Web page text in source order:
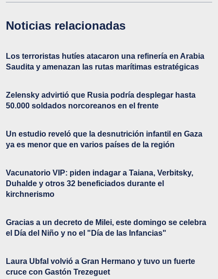
Noticias relacionadas
Los terroristas hutíes atacaron una refinería en Arabia
Saudita y amenazan las rutas marítimas estratégicas
Zelensky advirtió que Rusia podría desplegar hasta
50.000 soldados norcoreanos en el frente
Un estudio reveló que la desnutrición infantil en Gaza
ya es menor que en varios países de la región
Vacunatorio VIP: piden indagar a Taiana, Verbitsky,
Duhalde y otros 32 beneficiados durante el
kirchnerismo
Gracias a un decreto de Milei, este domingo se celebra
el Día del Niño y no el "Día de las Infancias"
Laura Ubfal volvió a Gran Hermano y tuvo un fuerte
cruce con Gastón Trezeguet